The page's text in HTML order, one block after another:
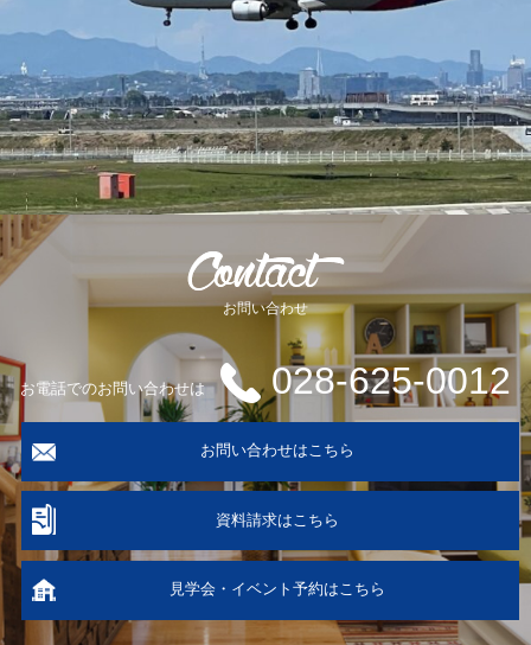
お問い合わせ
お電話でのお問い合わせは 028-625-0012
お問い合わせはこちら
資料請求はこちら
見学会・イベント予約はこちら